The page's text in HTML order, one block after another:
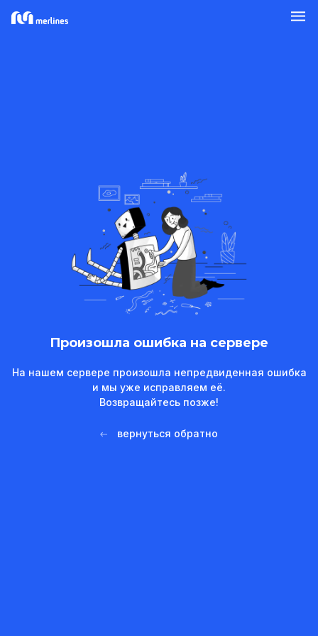
Произошла ошибка на сервере
На нашем сервере произошла непредвиденная ошибка
и мы уже исправляем её.
Возвращайтесь позже!
вернуться обратно